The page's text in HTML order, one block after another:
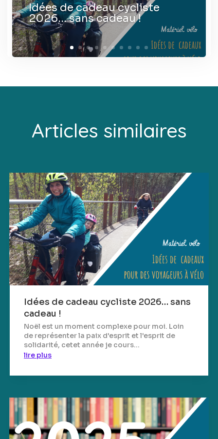
Idées de cadeau cycliste
2026… sans cadeau !
Articles similaires
Idées de cadeau cycliste 2026… sans
cadeau !
Noël est un moment complexe pour moi. Loin
de représenter la paix d'esprit et l'esprit de
solidarité, cetet année je cours...
lire plus